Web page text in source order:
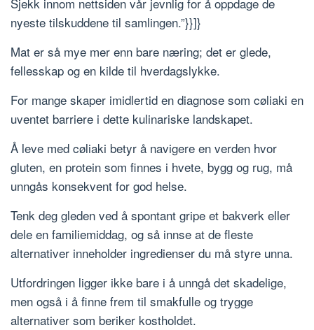
nyeste tilskuddene til samlingen.”}}]}
Mat er så mye mer enn bare næring; det er glede,
fellesskap og en kilde til hverdagslykke.
For mange skaper imidlertid en diagnose som cøliaki en
uventet barriere i dette kulinariske landskapet.
Å leve med cøliaki betyr å navigere en verden hvor
gluten, en protein som finnes i hvete, bygg og rug, må
unngås konsekvent for god helse.
Tenk deg gleden ved å spontant gripe et bakverk eller
dele en familiemiddag, og så innse at de fleste
alternativer inneholder ingredienser du må styre unna.
Utfordringen ligger ikke bare i å unngå det skadelige,
men også i å finne frem til smakfulle og trygge
alternativer som beriker kostholdet.